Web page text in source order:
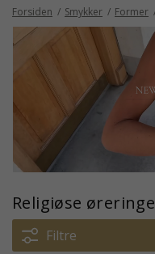
Forsiden Smykker Former
Religiøse øreringe
Filtre